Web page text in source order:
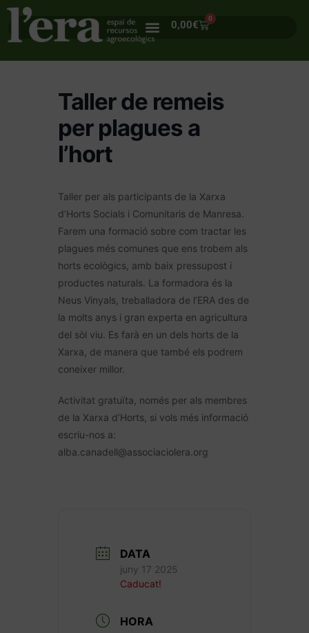
0,00€
0
Taller de remeis
per plagues a
l’hort
Taller per als participants de la Xarxa
d’Horts Socials i Comunitaris de Manresa.
Farem una formació sobre com tractar les
plagues més comunes que ens trobem als
horts ecològics, amb baix pressupost i
productes naturals. La formadora és la
Neus Vinyals, treballadora de l’ERA des de
la molts anys i gran experta en agricultura
del sòl viu. Es farà en un dels horts de la
Xarxa, de manera que també els podrem
coneixer millor.
Activitat gratuïta, només per als membres
de la Xarxa d’Horts, si vols més informació
escriu-nos a:
alba.canadell@associaciolera.org
DATA
juny 17 2025
Caducat!
HORA